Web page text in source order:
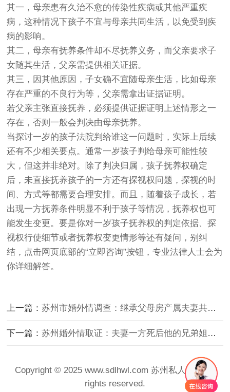
其一，母亲患有久治不愈的传染性疾病或其他严重疾
病，这种情况下孩子不宜与母亲共同生活，以免受到疾
病的影响。
其二，母亲有抚养条件却不尽抚养义务，而父亲要求子
女随其生活，父亲需提供相关证据。
其三，因其他原因，子女确不宜随母亲生活，比如母亲
存在严重的不良行为等，父亲需拿出证据证明。
若父亲主张直接抚养，必须提供证据证明上述情形之一
存在，否则一般会判决由母亲抚养。
当探讨一岁的孩子法院判给谁这一问题时，实际上后续
还有不少相关要点。通常一岁孩子判给母亲可能性较
大，但这并非绝对。除了判决归属，孩子抚养权确定
后，未直接抚养孩子的一方还有探视权问题，探视的时
间、方式等都需要合理安排。而且，随着孩子成长，若
出现一方抚养条件明显不利于孩子等情况，抚养权也可
能发生变更。要是你对一岁孩子抚养权的判定依据、探
视权行使细节或者抚养权变更情形等还有疑问，别纠
结，点击网页底部的“立即咨询”按钮，专业法律人士会为
你详细解答。
上一篇：苏州市婚外情调查：继承父母房产属夫妻共有吗
下一篇：苏州婚外情取证：夫妻一方死后他的兄弟姐妹有权继承吗
Copyright © 2025 www.sdlhwl.com 苏州私人调查 All
rights reserved.